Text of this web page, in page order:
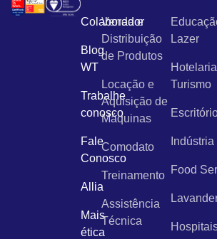
Colaborador
Blog
WT
Trabalhe
conosco
Fale
Conosco
Allia
Mais
ética
Venda e
Distribuição
de Produtos
Locação e
Aquisição de
Máquinas
Comodato
Treinamento
Assistência
Técnica
Lazer
Turismo
Indústria
Food